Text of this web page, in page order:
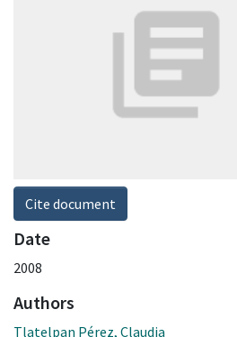
Cite document
Date
2008
Authors
Tlatelpan Pérez, Claudia